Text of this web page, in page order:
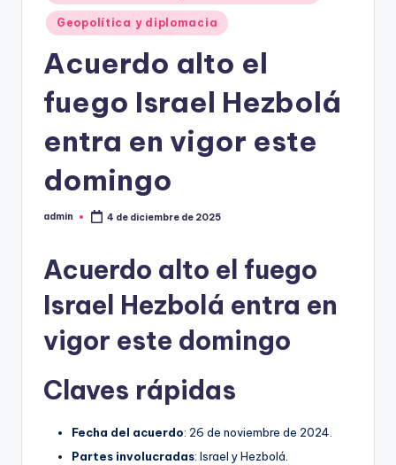
Geopolítica y diplomacia
Acuerdo alto el
fuego Israel Hezbolá
entra en vigor este
domingo
Publicado
admin 4 de diciembre de 2025
Acuerdo alto el fuego
Israel Hezbolá entra en
vigor este domingo
Claves rápidas
Fecha del acuerdo: 26 de noviembre de 2024.
Partes involucradas: Israel y Hezbolá.